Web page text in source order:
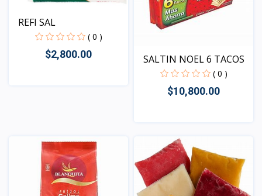
REFI SAL
( 0 )
$2,800.00 SALTIN NOEL 6 TACOS
( 0 )
$10,800.00